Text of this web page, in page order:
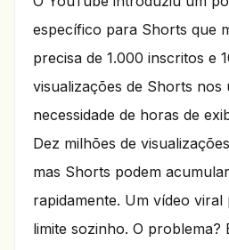
específico para Shorts que
precisa de 1.000 inscritos e
visualizações de Shorts nos
necessidade de horas de
Dez milhões de
mas Shorts podem
rapidamente. Um vídeo viral
limite sozinho. O problema?